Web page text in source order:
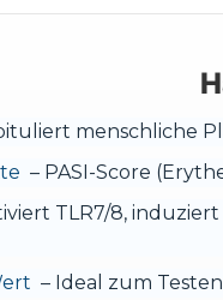
menschliche
– PASI-Score
TLR7/8,
– Ideal zum